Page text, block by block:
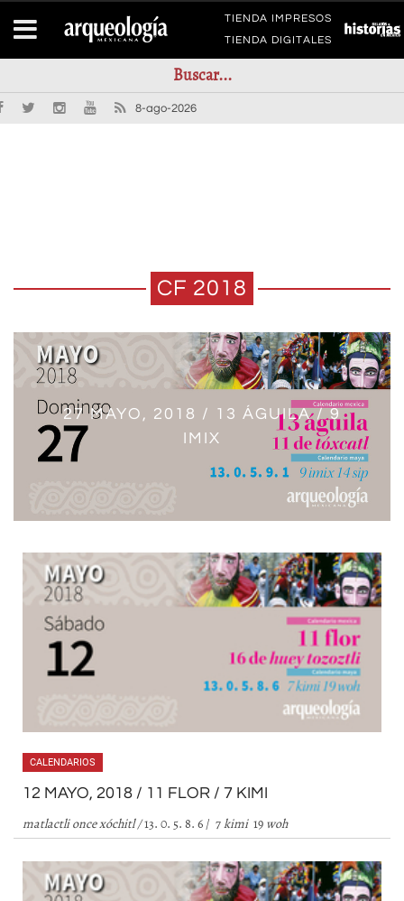
TIENDA IMPRESOS
TIENDA DIGITALES
8-ago-2026
CF 2018
27 MAYO, 2018 / 13 ÁGUILA / 9
IMIX
26 MAYO, 2018 / 12 JAGUAR / 8
AJAW
25 MAYO, 2018 / 11 CAÑA / 7
KAWAK
24 MAYO, 2018 / 10 HIERBA / 6
ETZ’NAB’
23 MAYO, 2018 / 9 MONO / 5
KAB’AN
22 MAYO, 2018 / 8 PERRO / 4 KIB’
CALENDARIOS
12 MAYO, 2018 / 11 FLOR / 7 KIMI
matlactli once xóchitl/13. 0. 5. 8. 6 / 7kimi19 woh